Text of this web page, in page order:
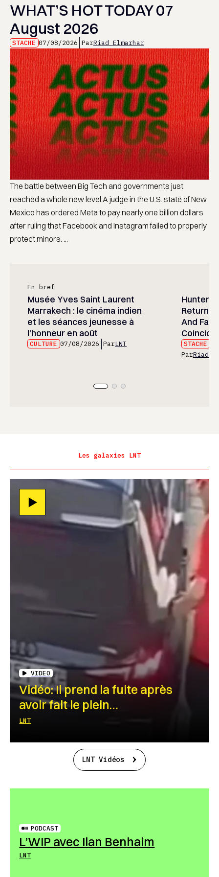
WHAT’S HOT TODAY 07
August 2026
STACHE 07/08/2026 ParRiad Elmarhar
The battle between Big Tech and governments just
reached a whole new level.A judge in the U.S. state of New
Mexico has ordered Meta to pay nearly one billion dollars
after ruling that Facebook and Instagram failed to properly
protect minors. ...
En bref
Musée Yves Saint Laurent
Marrakech : le cinéma indien
et les séances jeunesse à
l’honneur en août
CULTURE 07/08/2026 ParLNT
Hunter
And
STACHE
ParRiad
Les galaxies LNT
VIDEO
Vidéo: Il prend la fuite après
avoir fait le plein…
LNT
LNT Vidéos
PODCAST
L’WIP avec Ilan Benhaim
LNT